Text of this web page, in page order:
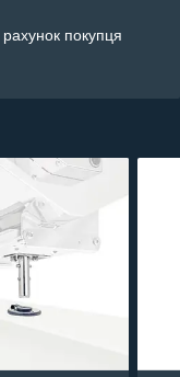
покупця